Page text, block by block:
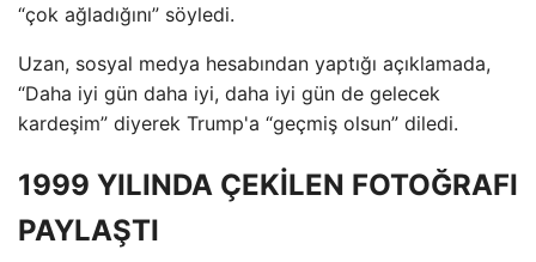
“çok ağladığını” söyledi.
Uzan, sosyal medya hesabından yaptığı açıklamada,
“Daha iyi gün daha iyi, daha iyi gün de gelecek
kardeşim” diyerek Trump'a “geçmiş olsun” diledi.
1999 YILINDA ÇEKİLEN FOTOĞRAFI
PAYLAŞTI